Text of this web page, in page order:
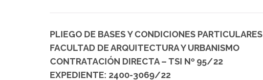
PLIEGO DE BASES Y CONDICIONES PARTICULARES
FACULTAD DE ARQUITECTURA Y URBANISMO
CONTRATACIÓN DIRECTA – TSI Nº 95/22
EXPEDIENTE: 2400-3069/22